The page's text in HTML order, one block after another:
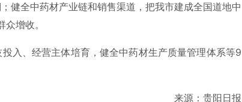
健全中药材产业链和销售渠道，把我市建成全国道地中
增收。
入、经营主体培育，健全中药材生产质量管理体系等9
来源：贵阳日报